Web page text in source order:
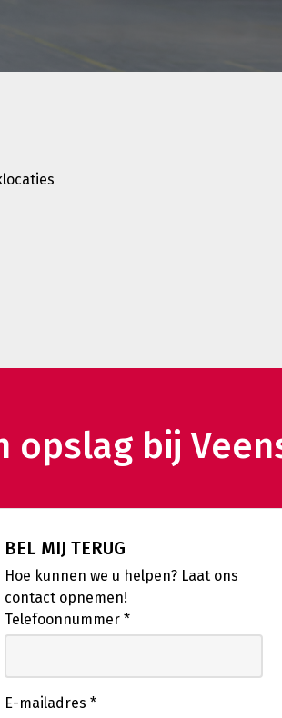
opslag bij
BEL MIJ TERUG
Hoe kunnen we u helpen? Laat ons
contact opnemen!
Telefoonnummer*
E-mailadres*